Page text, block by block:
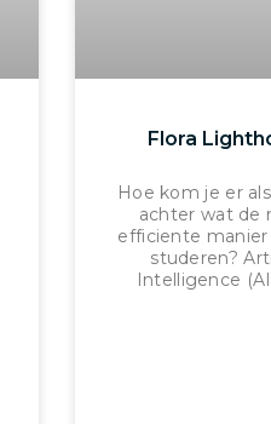
Flora
Hoe kom je er
achter wat de
efficiente
studeren?
Intelligence